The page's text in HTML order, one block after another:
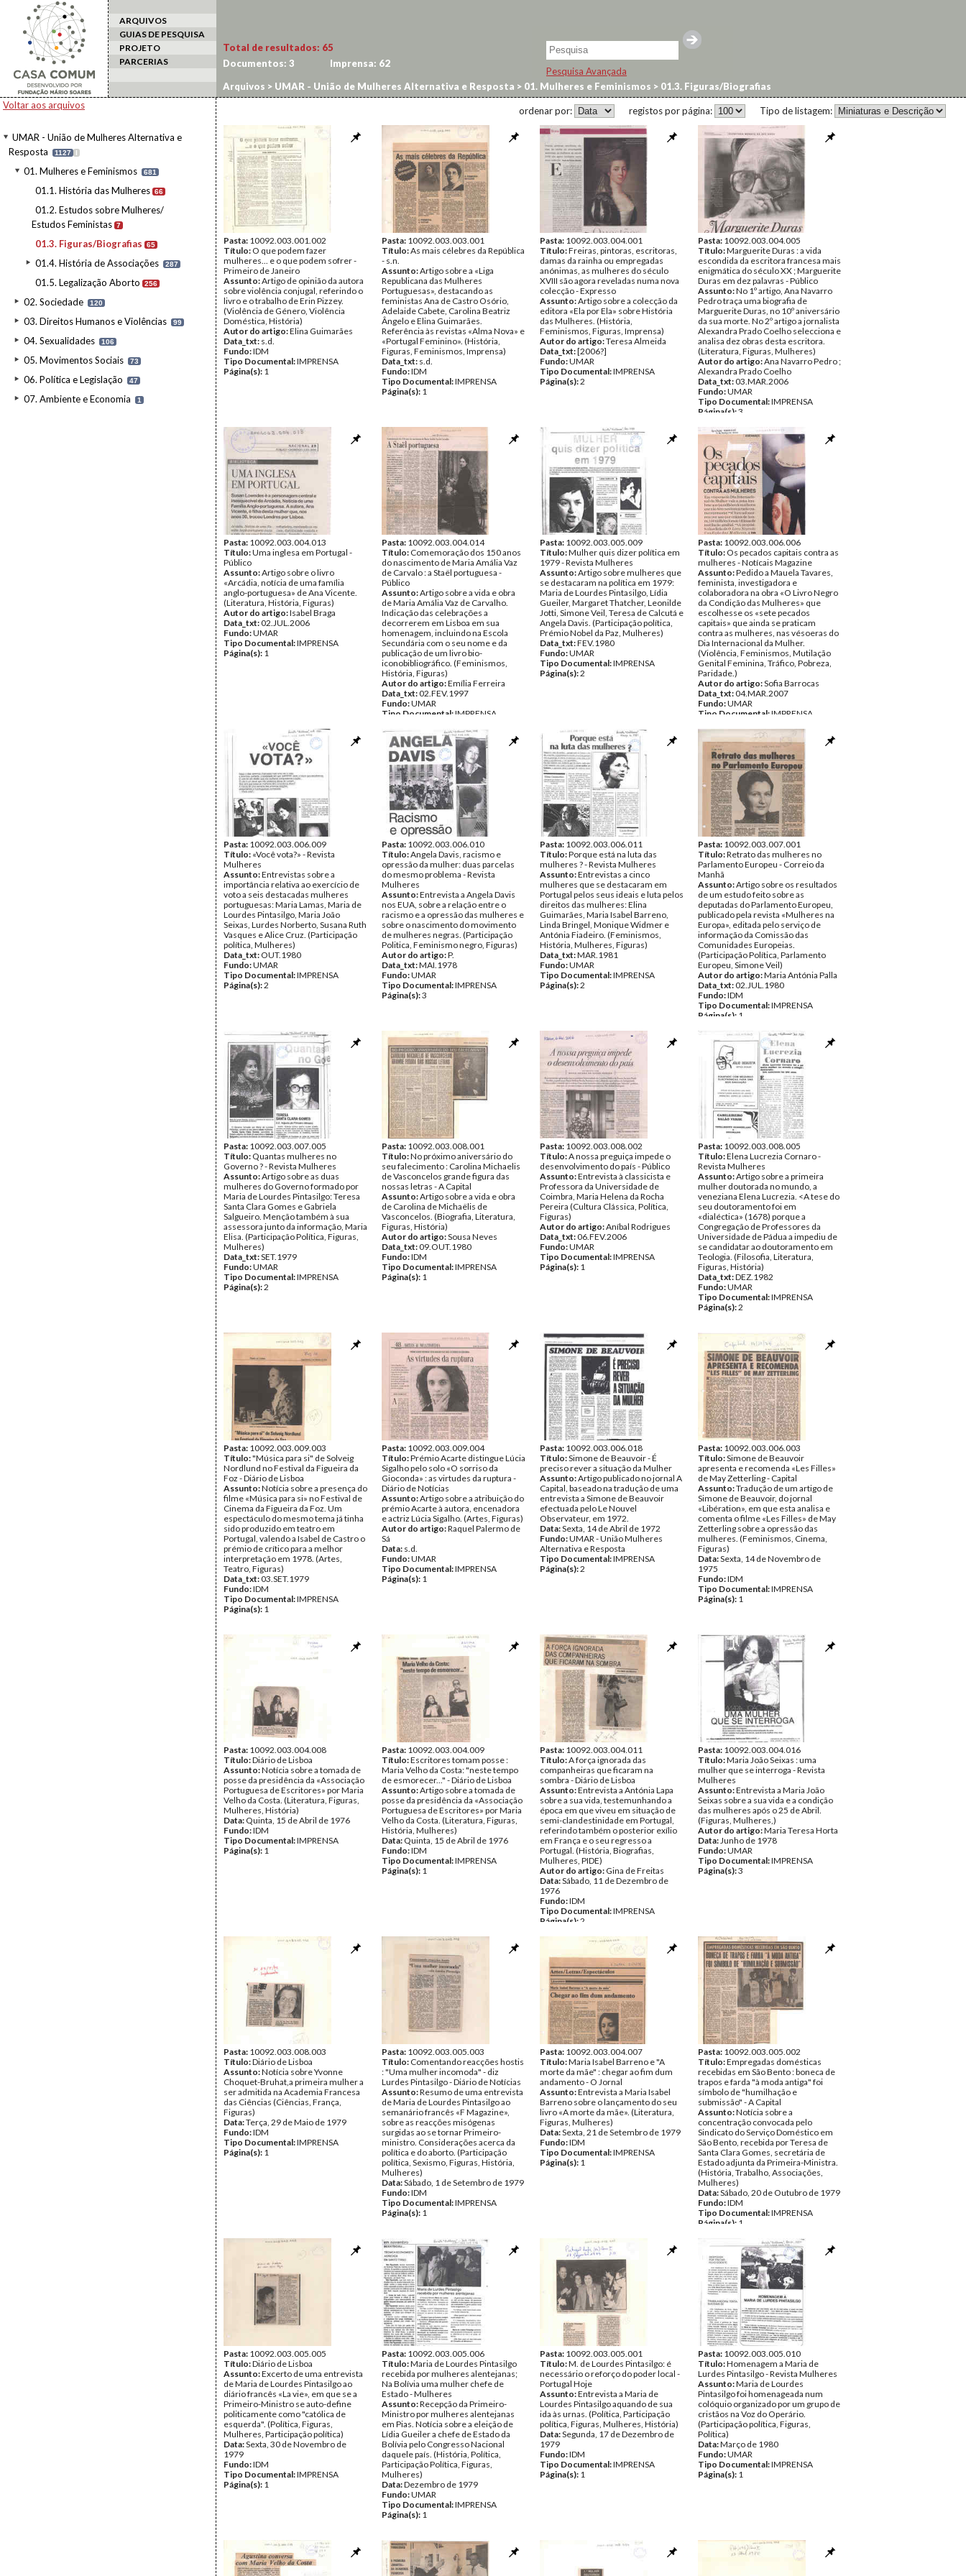
ARQUIVOS
GUIAS DE PESQUISA
PROJETO
PARCERIAS
Pesquisa Avançada
Voltar aos arquivos
UMAR - União de Mulheres Alternativa e
Resposta
1127 I
01. Mulheres e Feminismos 681
01.1. História das Mulheres 66
01.2. Estudos sobre Mulheres/
Estudos Feministas 7
01.3. Figuras/Biografias 65
01.4. História de Associações 287
01.5. Legalização Aborto 256
02. Sociedade 120
03. Direitos Humanos e Violências 99
04. Sexualidades 106
05. Movimentos Sociais 73
06. Política e Legislação 47
07. Ambiente e Economia 1
Total de resultados: 65
Documentos: 3 Imprensa: 62
Arquivos > UMAR - União de Mulheres Alternativa e Resposta > 01. Mulheres e Feminismos > 01.3. Figuras/Biografias
Tipo de listagem:
registos por página:
ordenar por:
Pasta: 10092.003.001.002
Título: O que podem fazer
mulheres... e o que podem sofrer -
Primeiro de Janeiro
Assunto:Artigo de opinião da autora
sobre violência conjugal, referindo o
livro e o trabalho de Erin Pizzey.
(Violência de Género, Violência
Doméstica, História)
Autor do artigo:Elina Guimarães
Data_txt: s.d.
Fundo:IDM
Tipo Documental:IMPRENSA
Página(s): 1
Pasta: 10092.003.003.001
Título:As mais célebres da República
- s.n.
Assunto:Artigo sobre a «Liga
Republicana das Mulheres
Portuguesas», destacando as
feministas Ana de Castro Osório,
Adelaide Cabete, Carolina Beatriz
Ângelo e Elina Guimarães.
Referência às revistas «Alma Nova» e
«Portugal Feminino». (História,
Figuras, Feminismos, Imprensa)
Data_txt: s.d.
Fundo:IDM
Tipo Documental:IMPRENSA
Página(s): 1
Pasta: 10092.003.004.001
Título:Freiras, pintoras, escritoras,
damas da rainha ou empregadas
anónimas, as mulheres do século
XVIII são agora reveladas numa nova
colecção - Expresso
Assunto:Artigo sobre a colecção da
editora «Ela por Ela» sobre História
das Mulheres. (História,
Feminismos, Figuras, Imprensa)
Autor do artigo:Teresa Almeida
Data_txt:[2006?]
Fundo:UMAR
Tipo Documental:IMPRENSA
Página(s):2
Pasta: 10092.003.004.005
Título:Marguerite Duras : a vida
escondida da escritora francesa mais
enigmática do século XX ; Marguerite
Duras em dez palavras - Público
Assunto:No 1º artigo, Ana Navarro
Pedro traça uma biografia de
Marguerite Duras, no 10º aniversário
da sua morte. No 2º artigo a jornalista
Alexandra Prado Coelho selecciona e
analisa dez obras desta escritora.
(Literatura, Figuras, Mulheres)
Autor do artigo:Ana Navarro Pedro ;
Alexandra Prado Coelho
Data_txt:03.MAR.2006
Fundo:UMAR
Tipo Documental:IMPRENSA
Página(s):3
Pasta: 10092.003.004.013
Título:Uma inglesa em Portugal -
Público
Assunto:Artigo sobre o livro
«Arcádia, notícia de uma família
anglo-portuguesa» de Ana Vicente.
(Literatura, História, Figuras)
Autor do artigo:Isabel Braga
Data_txt:02.JUL.2006
Fundo:UMAR
Tipo Documental:IMPRENSA
Página(s): 1
Pasta: 10092.003.004.014
Título: Comemoração dos 150 anos
do nascimento de Maria Amália Vaz
de Carvalo : a Staël portuguesa -
Público
Assunto:Artigo sobre a vida e obra
de Maria Amália Vaz de Carvalho.
Indicação das celebrações a
decorrerem em Lisboa em sua
homenagem, incluindo na Escola
Secundária com o seu nome e da
publicação de um livro bio-
iconobibliográfico. (Feminismos,
História, Figuras)
Autor do artigo:Emília Ferreira
Data_txt:02.FEV.1997
Fundo:UMAR
Tipo Documental:IMPRENSA
Pasta: 10092.003.005.009
Título:Mulher quis dizer política em
1979 - Revista Mulheres
Assunto:Artigo sobre mulheres que
se destacaram na política em 1979:
Maria de Lourdes Pintasilgo, Lídia
Gueiler, Margaret Thatcher, Leonilde
Jotti, Simone Veil, Teresa de Calcutá e
Angela Davis. (Participação política,
Prémio Nobel da Paz, Mulheres)
Data_txt:FEV.1980
Fundo:UMAR
Tipo Documental:IMPRENSA
Página(s):2
Pasta: 10092.003.006.006
Título: Os pecados capitais contra as
mulheres - Notícais Magazine
Assunto:Pedido a Mauela Tavares,
feminista, investigadora e
colaboradora na obra «O Livro Negro
da Condição das Mulheres» que
escolhesse os «sete pecados
capitais» que ainda se praticam
contra as mulheres, nas vésoeras do
Dia Internacional da Mulher.
(Violência, Feminismos, Mutilação
Genital Feminina, Tráfico, Pobreza,
Paridade.)
Autor do artigo:Sofia Barrocas
Data_txt:04.MAR.2007
Fundo:UMAR
Tipo Documental:IMPRENSA
Pasta: 10092.003.006.009
Título: «Você vota?» - Revista
Mulheres
Assunto:Entrevistas sobre a
importância relativa ao exercício de
voto a seis destacadas mulheres
portuguesas: Maria Lamas, Maria de
Lourdes Pintasilgo, Maria João
Seixas, Lurdes Norberto, Susana Ruth
Vasques e Alice Cruz. (Participação
política, Mulheres)
Data_txt: OUT.1980
Fundo:UMAR
Tipo Documental:IMPRENSA
Página(s):2
Pasta: 10092.003.006.010
Título:Angela Davis, racismo e
opressão da mulher: duas parcelas
do mesmo problema - Revista
Mulheres
Assunto:Entrevista a Angela Davis
nos EUA, sobre a relação entre o
racismo e a opressão das mulheres e
sobre o nascimento do movimento
de mulheres negras. (Participação
Politica, Feminismo negro, Figuras)
Autor do artigo:P.
Data_txt:MAI.1978
Fundo:UMAR
Tipo Documental:IMPRENSA
Página(s):3
Pasta: 10092.003.006.011
Título:Porque está na luta das
mulheres ? - Revista Mulheres
Assunto:Entrevistas a cinco
mulheres que se destacaram em
Portugal pelos seus ideais e luta pelos
direitos das mulheres: Elina
Guimarães, Maria Isabel Barreno,
Linda Bringel, Monique Widmer e
Antónia Fiadeiro. (Feminismos,
História, Mulheres, Figuras)
Data_txt:MAR.1981
Fundo:UMAR
Tipo Documental:IMPRENSA
Página(s):2
Pasta: 10092.003.007.001
Título:Retrato das mulheres no
Parlamento Europeu - Correio da
Manhã
Assunto:Artigo sobre os resultados
de um estudo feito sobre as
deputadas do Parlamento Europeu,
publicado pela revista «Mulheres na
Europa», editada pelo serviço de
informação da Comissão das
Comunidades Europeias.
(Participação Política, Parlamento
Europeu, Simone Veil)
Autor do artigo:Maria Antónia Palla
Data_txt:02.JUL.1980
Fundo:IDM
Tipo Documental:IMPRENSA
Página(s): 1
Pasta: 10092.003.007.005
Título: Quantas mulheres no
Governo ? - Revista Mulheres
Assunto:Artigo sobre as duas
mulheres do Governo formado por
Maria de Lourdes Pintasilgo: Teresa
Santa Clara Gomes e Gabriela
Salgueiro. Menção também à sua
assessora junto da informação, Maria
Elisa. (Participação Política, Figuras,
Mulheres)
Data_txt:SET.1979
Fundo:UMAR
Tipo Documental:IMPRENSA
Página(s):2
Pasta: 10092.003.008.001
Título:No próximo aniversário do
seu falecimento : Carolina Michaelis
de Vasconcelos grande figura das
nossas letras - A Capital
Assunto:Artigo sobre a vida e obra
de Carolina de Michaëlis de
Vasconcelos. (Biografia, Literatura,
Figuras, História)
Autor do artigo:Sousa Neves
Data_txt:09.OUT.1980
Fundo:IDM
Tipo Documental:IMPRENSA
Página(s): 1
Pasta: 10092.003.008.002
Título:A nossa preguiça impede o
desenvolvimento do país - Público
Assunto:Entrevista à classicista e
Professora da Universidade de
Coimbra, Maria Helena da Rocha
Pereira (Cultura Clássica, Política,
Figuras)
Autor do artigo:Aníbal Rodrigues
Data_txt:06.FEV.2006
Fundo:UMAR
Tipo Documental:IMPRENSA
Página(s): 1
Pasta: 10092.003.008.005
Título:Elena Lucrezia Cornaro -
Revista Mulheres
Assunto:Artigo sobre a primeira
mulher doutorada no mundo, a
veneziana Elena Lucrezia. <A tese do
seu doutoramento foi em
«dialéctica» (1678) porque a
Congregação de Professores da
Universidade de Pádua a impediu de
se candidatar ao doutoramento em
Teologia. (Filosofia, Literatura,
Figuras, História)
Data_txt:DEZ.1982
Fundo:UMAR
Tipo Documental:IMPRENSA
Página(s):2
Pasta: 10092.003.009.003
Título:"Música para si" de Solveig
Nordlund no Festival da Figueira da
Foz - Diário de Lisboa
Assunto:Notícia sobre a presença do
filme «Música para si» no Festival de
Cinema da Figueira da Foz. Um
espectáculo do mesmo tema já tinha
sido produzido em teatro em
Portugal, valendo a Isabel de Castro o
prémio de crítico para a melhor
interpretação em 1978. (Artes,
Teatro, Figuras)
Data_txt:03.SET.1979
Fundo:IDM
Tipo Documental:IMPRENSA
Página(s): 1
Pasta: 10092.003.009.004
Título:Prémio Acarte distingue Lúcia
Sigalho pelo solo «O sorriso da
Gioconda» : as virtudes da ruptura -
Diário de Notícias
Assunto:Artigo sobre a atribuição do
prémio Acarte à autora, encenadora
e actriz Lúcia Sigalho. (Artes, Figuras)
Autor do artigo:Raquel Palermo de
Sá
Data: s.d.
Fundo:UMAR
Tipo Documental:IMPRENSA
Página(s): 1
Pasta: 10092.003.006.018
Título:Simone de Beauvoir - É
preciso rever a situação da Mulher
Assunto:Artigo publicado no jornal A
Capital, baseado na tradução de uma
entrevista a Simone de Beauvoir
efectuada pelo Le Nouvel
Observateur, em 1972.
Data:Sexta, 14 de Abril de 1972
Fundo:UMAR - União Mulheres
Alternativa e Resposta
Tipo Documental:IMPRENSA
Página(s):2
Pasta: 10092.003.006.003
Título:Simone de Beauvoir
apresenta e recomenda «Les Filles»
de May Zetterling - Capital
Assunto:Tradução de um artigo de
Simone de Beauvoir, do jornal
«Libération», em que esta analisa e
comenta o filme «Les Filles» de May
Zetterling sobre a opressão das
mulheres. (Feminismos, Cinema,
Figuras)
Data:Sexta, 14 de Novembro de
1975
Fundo:IDM
Tipo Documental:IMPRENSA
Página(s): 1
Pasta: 10092.003.004.008
Título:Diário de Lisboa
Assunto:Notícia sobre a tomada de
posse da presidência da «Associação
Portuguesa de Escritores» por Maria
Velho da Costa. (Literatura, Figuras,
Mulheres, História)
Data: Quinta, 15 de Abril de 1976
Fundo:IDM
Tipo Documental:IMPRENSA
Página(s): 1
Pasta: 10092.003.004.009
Título:Escritores tomam posse :
Maria Velho da Costa: "neste tempo
de esmorecer..." - Diário de Lisboa
Assunto:Artigo sobre a tomada de
posse da presidência da «Associação
Portuguesa de Escritores» por Maria
Velho da Costa. (Literatura, Figuras,
História, Mulheres)
Data: Quinta, 15 de Abril de 1976
Fundo:IDM
Tipo Documental:IMPRENSA
Página(s): 1
Pasta: 10092.003.004.011
Título:A força ignorada das
companheiras que ficaram na
sombra - Diário de Lisboa
Assunto:Entrevista a Antónia Lapa
sobre a sua vida, testemunhando a
época em que viveu em situação de
semi-clandestinidade em Portugal,
referindo também o posterior exílio
em França e o seu regresso a
Portugal. (História, Biografias,
Mulheres, PIDE)
Autor do artigo: Gina de Freitas
Data:Sábado, 11 de Dezembro de
1976
Fundo:IDM
Tipo Documental:IMPRENSA
Página(s):2
Pasta: 10092.003.004.016
Título:Maria João Seixas : uma
mulher que se interroga - Revista
Mulheres
Assunto:Entrevista a Maria João
Seixas sobre a sua vida e a condição
das mulheres após o 25 de Abril.
(Figuras, Mulheres,)
Autor do artigo:Maria Teresa Horta
Data:Junho de 1978
Fundo:UMAR
Tipo Documental:IMPRENSA
Página(s):3
Pasta: 10092.003.008.003
Título:Diário de Lisboa
Assunto:Notícia sobre Yvonne
Choquet-Bruhat,a primeira mulher a
ser admitida na Academia Francesa
das Ciências (Ciências, França,
Figuras)
Data:Terça, 29 de Maio de 1979
Fundo:IDM
Tipo Documental:IMPRENSA
Página(s): 1
Pasta: 10092.003.005.003
Título: Comentando reacções hostis
: "Uma mulher incomoda" - diz
Lurdes Pintasilgo - Diário de Notícias
Assunto:Resumo de uma entrevista
de Maria de Lourdes Pintasilgo ao
semanário francês «F Magazine»,
sobre as reacções misógenas
surgidas ao se tornar Primeiro-
ministro. Considerações acerca da
política e do aborto. (Participação
política, Sexismo, Figuras, História,
Mulheres)
Data:Sábado, 1 de Setembro de 1979
Fundo:IDM
Tipo Documental:IMPRENSA
Página(s): 1
Pasta: 10092.003.004.007
Título:Maria Isabel Barreno e "A
morte da mãe" : chegar ao fim dum
andamento - O Jornal
Assunto:Entrevista a Maria Isabel
Barreno sobre o lançamento do seu
livro «A morte da mãe». (Literatura,
Figuras, Mulheres)
Data:Sexta, 21 de Setembro de 1979
Fundo:IDM
Tipo Documental:IMPRENSA
Página(s): 1
Pasta: 10092.003.005.002
Título:Empregadas domésticas
recebidas em São Bento : boneca de
trapos e farda "à moda antiga" foi
símbolo de "humilhação e
submissão" - A Capital
Assunto:Notícia sobre a
concentração convocada pelo
Sindicato do Serviço Doméstico em
São Bento, recebida por Teresa de
Santa Clara Gomes, secretária de
Estado adjunta da Primeira-Ministra.
(História, Trabalho, Associações,
Mulheres)
Data:Sábado, 20 de Outubro de 1979
Fundo:IDM
Tipo Documental:IMPRENSA
Página(s): 1
Pasta: 10092.003.005.005
Título:Diário de Lisboa
Assunto:Excerto de uma entrevista
de Maria de Lourdes Pintasilgo ao
diário francês «La vie», em que se a
Primeiro-Ministro se auto-define
politicamente como "católica de
esquerda". (Política, Figuras,
Mulheres, Participação política)
Data:Sexta, 30 de Novembro de
1979
Fundo:IDM
Tipo Documental:IMPRENSA
Página(s): 1
Pasta: 10092.003.005.006
Título:Maria de Lourdes Pintasilgo
recebida por mulheres alentejanas;
Na Bolívia uma mulher chefe de
Estado - Mulheres
Assunto:Recepção da Primeiro-
Ministro por mulheres alentejanas
em Pias. Notícia sobre a eleição de
Lídia Gueiler a chefe de Estado da
Bolívia pelo Congresso Nacional
daquele país. (História, Política,
Participação Política, Figuras,
Mulheres)
Data:Dezembro de 1979
Fundo:UMAR
Tipo Documental:IMPRENSA
Página(s): 1
Pasta: 10092.003.005.001
Título:M. de Lourdes Pintasilgo: é
necessário o reforço do poder local -
Portugal Hoje
Assunto:Entrevista a Maria de
Lourdes Pintasilgo aquando de sua
ida às urnas. (Política, Participação
política, Figuras, Mulheres, História)
Data:Segunda, 17 de Dezembro de
1979
Fundo:IDM
Tipo Documental:IMPRENSA
Página(s): 1
Pasta: 10092.003.005.010
Título:Homenagem a Maria de
Lurdes Pintasilgo - Revista Mulheres
Assunto:Maria de Lourdes
Pintasilgo foi homenageada num
colóquio organizado por um grupo de
cristãos na Voz do Operário.
(Participação política, Figuras,
Política)
Data:Março de 1980
Fundo:UMAR
Tipo Documental:IMPRENSA
Página(s): 1